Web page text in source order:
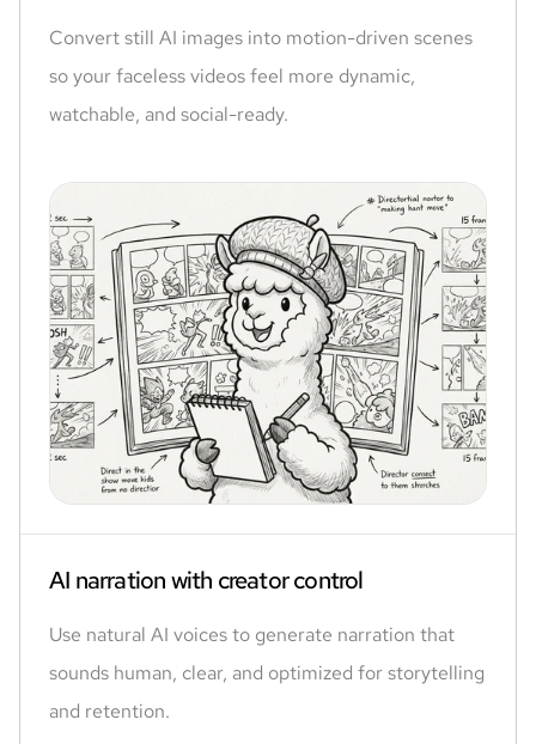
Convert still AI images into motion-driven scenes
so your faceless videos feel more dynamic,
watchable, and social-ready.
AI narration with creator control
Use natural AI voices to generate narration that
sounds human, clear, and optimized for storytelling
and retention.